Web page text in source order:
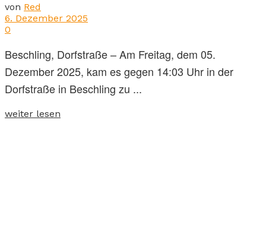
von Red
6. Dezember 2025
0
Beschling, Dorfstraße – Am Freitag, dem 05.
Dezember 2025, kam es gegen 14:03 Uhr in der
Dorfstraße in Beschling zu ...
weiter lesen